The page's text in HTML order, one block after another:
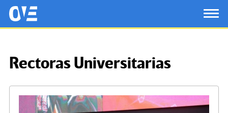
Saltar al contenido principal
OtrasVocesenEducacion.org
Rectoras Universitarias